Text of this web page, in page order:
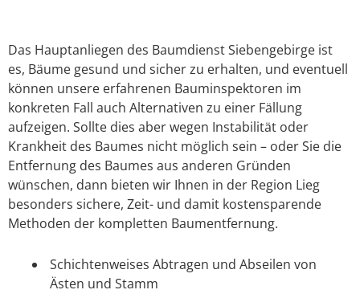
Das Hauptanliegen des Baumdienst Siebengebirge ist
es, Bäume gesund und sicher zu erhalten, und eventuell
können unsere erfahrenen Bauminspektoren im
konkreten Fall auch Alternativen zu einer Fällung
aufzeigen. Sollte dies aber wegen Instabilität oder
Krankheit des Baumes nicht möglich sein – oder Sie die
Entfernung des Baumes aus anderen Gründen
wünschen, dann bieten wir Ihnen in der Region Lieg
besonders sichere, Zeit- und damit kostensparende
Methoden der kompletten Baumentfernung.
Schichtenweises Abtragen und Abseilen von
Ästen und Stamm